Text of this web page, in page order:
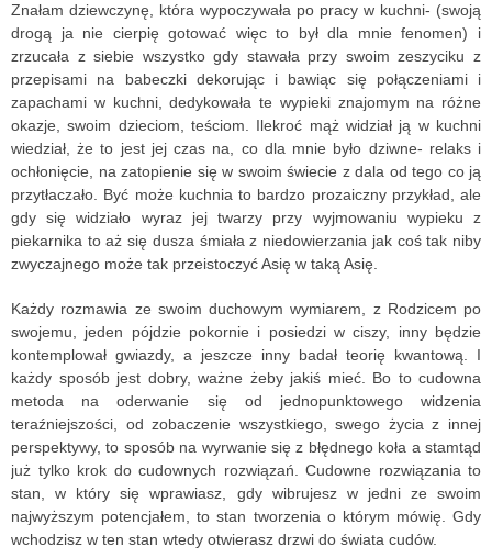
Znałam dziewczynę, która wypoczywała po pracy w kuchni- (swoją
drogą ja nie cierpię gotować więc to był dla mnie fenomen) i
zrzucała z siebie wszystko gdy stawała przy swoim zeszyciku z
przepisami na babeczki dekorując i bawiąc się połączeniami i
zapachami w kuchni, dedykowała te wypieki znajomym na różne
okazje, swoim dzieciom, teściom. Ilekroć mąż widział ją w kuchni
wiedział, że to jest jej czas na, co dla mnie było dziwne- relaks i
ochłonięcie, na zatopienie się w swoim świecie z dala od tego co ją
przytłaczało. Być może kuchnia to bardzo prozaiczny przykład, ale
gdy się widziało wyraz jej twarzy przy wyjmowaniu wypieku z
piekarnika to aż się dusza śmiała z niedowierzania jak coś tak niby
zwyczajnego może tak przeistoczyć Asię w taką Asię.
Każdy rozmawia ze swoim duchowym wymiarem, z Rodzicem po
swojemu, jeden pójdzie pokornie i posiedzi w ciszy, inny będzie
kontemplował gwiazdy, a jeszcze inny badał teorię kwantową. I
każdy sposób jest dobry, ważne żeby jakiś mieć. Bo to cudowna
metoda na oderwanie się od jednopunktowego widzenia
teraźniejszości, od zobaczenie wszystkiego, swego życia z innej
perspektywy, to sposób na wyrwanie się z błędnego koła a stamtąd
już tylko krok do cudownych rozwiązań. Cudowne rozwiązania to
stan, w który się wprawiasz, gdy wibrujesz w jedni ze swoim
najwyższym potencjałem, to stan tworzenia o którym mówię. Gdy
wchodzisz w ten stan wtedy otwierasz drzwi do świata cudów.